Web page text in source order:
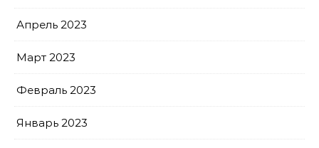
Апрель 2023
Март 2023
Февраль 2023
Январь 2023